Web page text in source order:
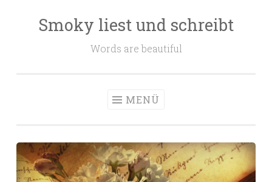
Smoky liest und schreibt
Words are beautiful
MENÜ